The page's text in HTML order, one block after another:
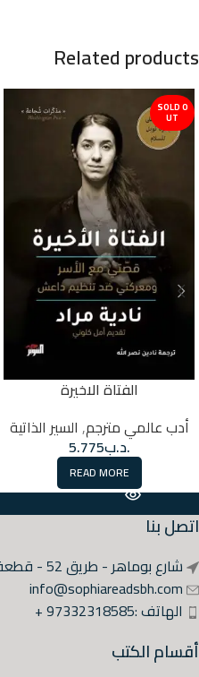
Related products
SOLD O
UT
الفتاة الاخيرة
أدب عالمي مترجم, السير الذاتية
.د.ب5.775
READ MORE
اتصل بنا
شارع بوماهر - طريق 52 - قطعة 215 - مكتب 44 المحرق
info@sophiareadsbh.com
الهاتف :97332318585 +
أقسام الكتب